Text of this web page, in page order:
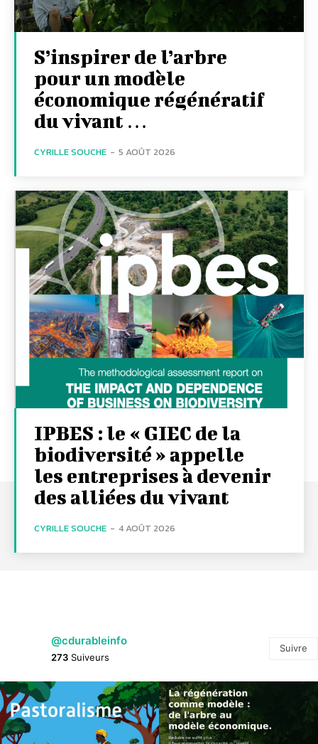
S’inspirer de l’arbre
pour un modèle
économique régénératif
du vivant …
CYRILLE SOUCHE - 5 AOÛT 2026
IPBES : le « GIEC de la
biodiversité » appelle
les entreprises à devenir
des alliées du vivant
CYRILLE SOUCHE - 4 AOÛT 2026
@cdurableinfo
273 Suiveurs
Suivre